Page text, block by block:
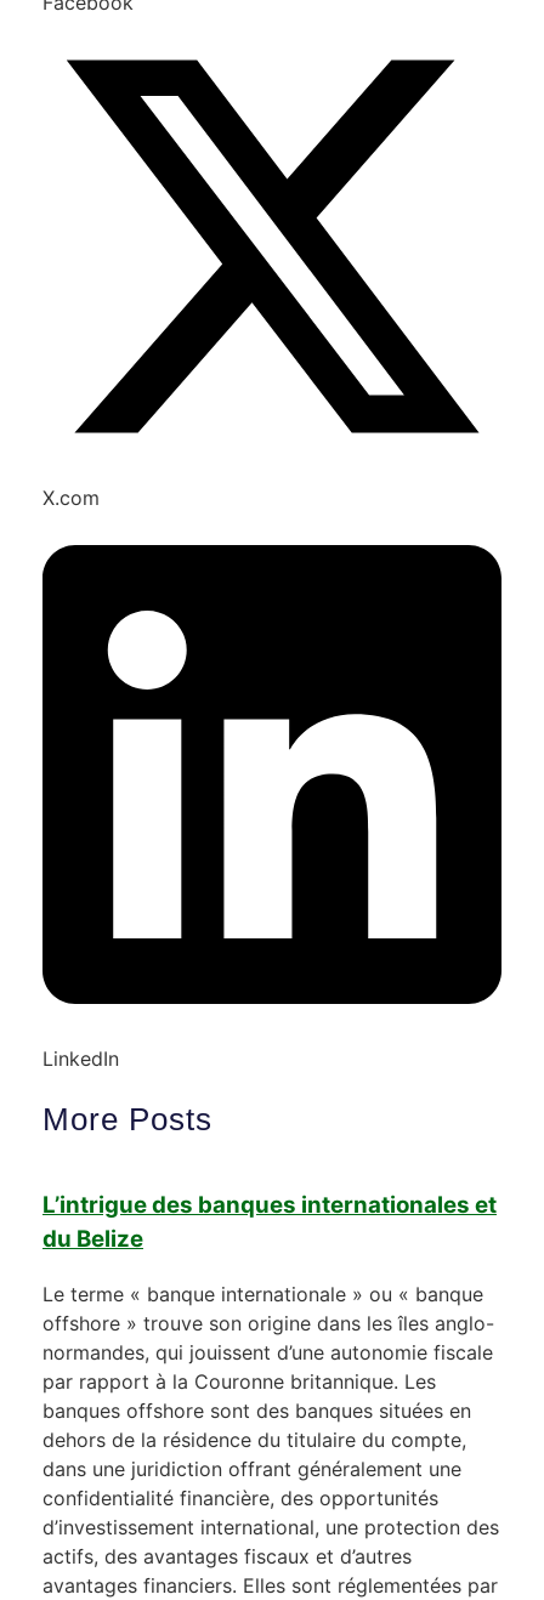
X.com
LinkedIn
More Posts
L’intrigue des banques internationales et
du Belize
Le terme « banque internationale » ou « banque
offshore » trouve son origine dans les îles anglo-
normandes, qui jouissent d’une autonomie fiscale
par rapport à la Couronne britannique. Les
banques offshore sont des banques situées en
dehors de la résidence du titulaire du compte,
dans une juridiction offrant généralement une
confidentialité financière, des opportunités
d’investissement international, une protection des
actifs, des avantages fiscaux et d’autres
avantages financiers. Elles sont réglementées par